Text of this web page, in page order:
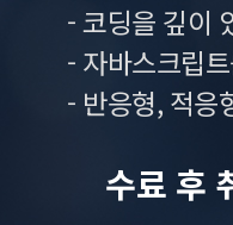
- 코딩을 깊이
- 자바스크립
- 반응형, 적응
수료 후